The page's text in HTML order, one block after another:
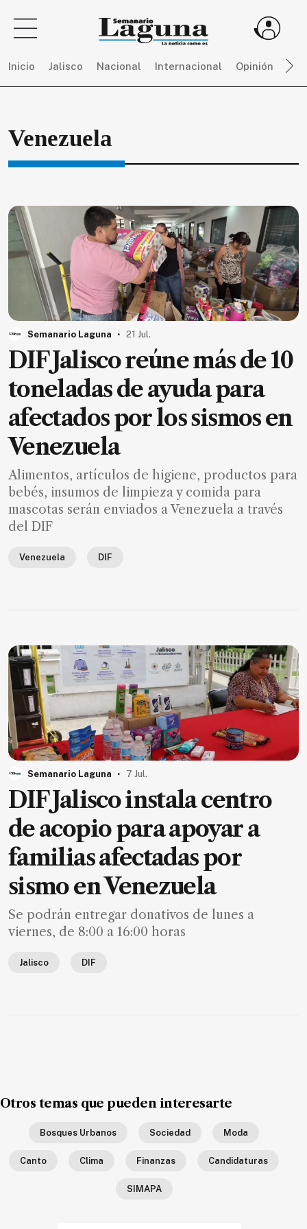
Inicio Jalisco Nacional Internacional Opinión
toda
la
actualidad
únete
a
SEMANARIO
LAGUNA
Suscríbete ahora
NOTICIAS
Jalisco
Nacional
Internacional
Opinión
Deportes
Movilidad
Seguridad
Educación
Salud
Política
Economía
Entretenimiento
Negocios
Real
Estate
Gente
PARA
SUSCRIPTORES
Edición
con
Donativos
Venezuela
Semanario Laguna . 21 Jul.
DIF Jalisco reúne más de 10
toneladas de ayuda para
afectados por los sismos en
Venezuela
Alimentos, artículos de higiene, productos para
bebés, insumos de limpieza y comida para
mascotas serán enviados a Venezuela a través
del DIF
Venezuela DIF
Semanario Laguna . 7 Jul.
DIF Jalisco instala centro
de acopio para apoyar a
familias afectadas por
sismo en Venezuela
Se podrán entregar donativos de lunes a
viernes, de 8:00 a 16:00 horas
Jalisco DIF
Otros temas que pueden interesarte
Bosques Urbanos Sociedad Moda
Canto Clima Finanzas Candidaturas
SIMAPA